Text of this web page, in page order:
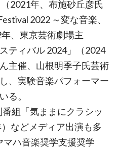
2021年、布施砂丘彦氏
2022 ～変な音楽、
、東京芸術劇場主
ティバル 2024」（2024
主催、山根明季子氏芸術
、実験音楽パフォーマー
る。
組「気ままにクラシッ
などメディア出演も多
ハ音楽奨学支援奨学